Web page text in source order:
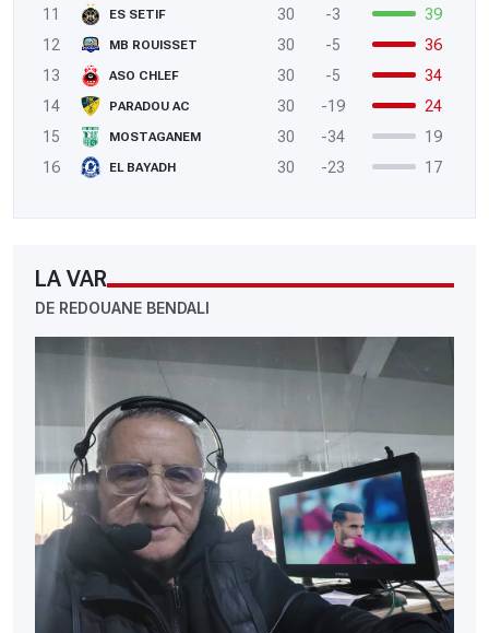
11
ES SETIF 30 -3
39
12
MB ROUISSET 30 -5
36
13
ASO CHLEF 30 -5
34
14
PARADOU AC 30 -19
24
15
MOSTAGANEM 30 -34
19
16
EL BAYADH 30 -23 17
LA VAR
DE REDOUANE BENDALI